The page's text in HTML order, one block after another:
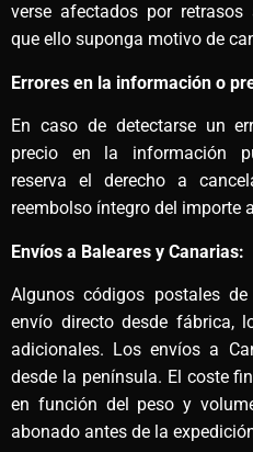
verse afectados por retrasos
que ello suponga motivo de
Errores en la información o
En caso de detectarse un
precio en la información
reserva el derecho a
reembolso íntegro del importe
Envíos a Baleares y Canarias:
Algunos códigos postales
envío directo desde fábrica,
adicionales. Los envíos a
desde la península. El coste
en función del peso y
abonado antes de la